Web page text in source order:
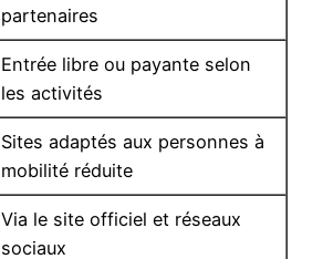
partenaires
Entrée libre ou payante selon
les activités
Sites adaptés aux personnes à
mobilité réduite
Via le site officiel et réseaux
sociaux